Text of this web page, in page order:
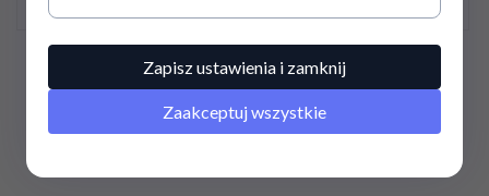
Zmywarka | myjka | do tac
| garnków | koszy
piekarniczych | KRUPPS
ELITECH LINE EL951E
Zmywarka tunelowa
KRUPPS EVOLUTION
LINE | moduły suszący i
odzysku ciepła | EVO131
Zapisz ustawienia i zamknij
Zaakceptuj wszystkie